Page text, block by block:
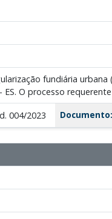
fundiária
ES. O processo
004/2023 Documento: